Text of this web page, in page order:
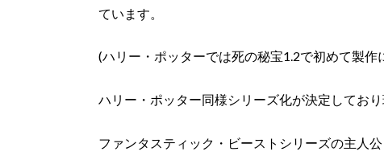
ています。
(ハリー・ポッターでは死の秘宝1.2で初めて製
ハリー・ポッター同様シリーズ化が決定してお
ファンタスティック・ビーストシリーズの主人